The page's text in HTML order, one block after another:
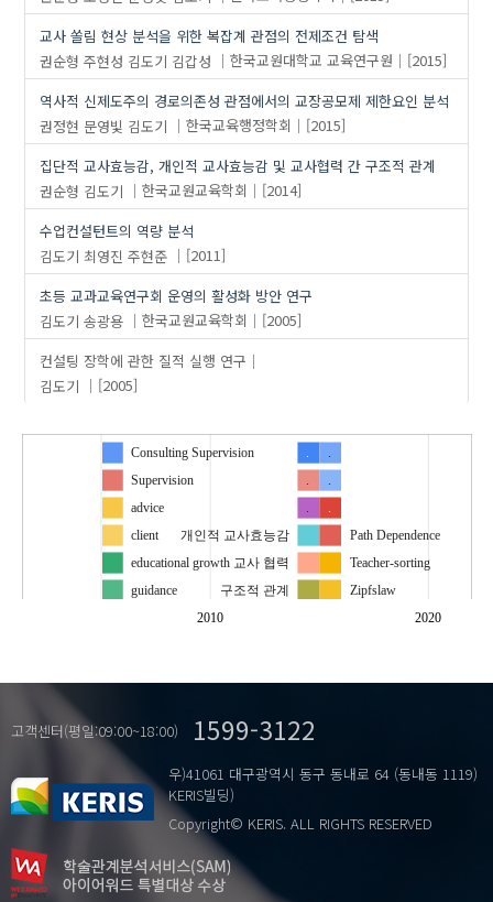
교사 쏠림 현상 분석을 위한 복잡계 관점의 전제조건 탐색
권순형 주현성 김도기 김갑성 한국교원대학교 교육연구원
[2015]
역사적 신제도주의 경로의존성 관점에서의 교장공모제 제한요인 분석
권정현 문영빛 김도기 한국교육행정학회
[2015]
집단적 교사효능감, 개인적 교사효능감 및 교사협력 간 구조적 관계
권순형 김도기 한국교원교육학회
[2014]
수업컨설턴트의 역량 분석
김도기 최영진 주현준
[2011]
초등 교과교육연구회 운영의 활성화 방안 연구
김도기 송광용 한국교원교육학회
[2005]
컨설팅 장학에 관한 질적 실행 연구
김도기
[2005]
2010 2020
…
.
Consulting Supervision
.
.
.
Path Dependence
Supervision .
Teacher-sorting
Zipfslaw
advice
client
educational growth
guidance
.
procedure model
supervisor
개인적 교사효능감
교사 쏠림
교사 협력
구조적 관계
로지스틱 회귀분석
사교육 결정 요인
성장으로서의 장학
역사적 신제도주의
역할로서의 장학
장학 관리자
장학요원
학부모
고객센터(평일:09:00~18:00) 1599-3122
우)41061 대구광역시 동구 동내로 64 (동내동 1119)
KERIS빌딩)
Copyright© KERIS. ALL RIGHTS RESERVED